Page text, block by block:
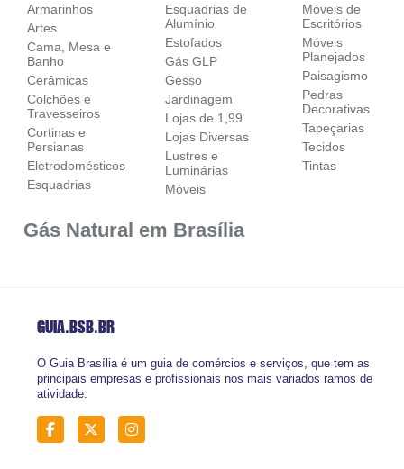
Armarinhos
Artes
Cama, Mesa e
Banho
Cerâmicas
Colchões e
Travesseiros
Cortinas e
Persianas
Eletrodomésticos
Esquadrias
Esquadrias de
Alumínio
Estofados
Gás GLP
Gesso
Jardinagem
Lojas de 1,99
Lojas Diversas
Lustres e
Luminárias
Móveis
Móveis de
Escritórios
Móveis
Planejados
Paisagismo
Pedras
Decorativas
Tapeçarias
Tecidos
Tintas
Gás Natural em Brasília
GUIA.BSB.BR
O Guia Brasília é um guia de comércios e serviços, que tem as
principais empresas e profissionais nos mais variados ramos de
atividade.